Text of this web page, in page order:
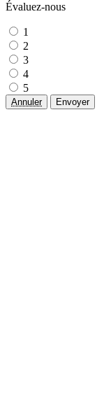
Évaluez-nous
1
2
3
4
5
Annuler Envoyer